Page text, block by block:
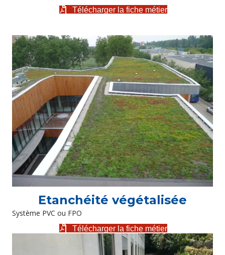
Télécharger la fiche métier
Etanchéité végétalisée
Système PVC ou FPO
Télécharger la fiche métier